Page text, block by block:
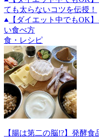
ても太らないコツを伝授！
【ダイエット中でもOK
い食べ方
食・レシピ
【腸は第二の脳!?】発酵